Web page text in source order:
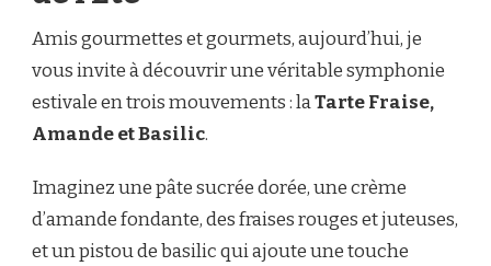
Amis gourmettes et gourmets, aujourd’hui, je
vous invite à découvrir une véritable symphonie
estivale en trois mouvements : laTarte Fraise,
Amande et Basilic.
Imaginez une pâte sucrée dorée, une crème
d’amande fondante, des fraises rouges et juteuses,
et un pistou de basilic qui ajoute une touche